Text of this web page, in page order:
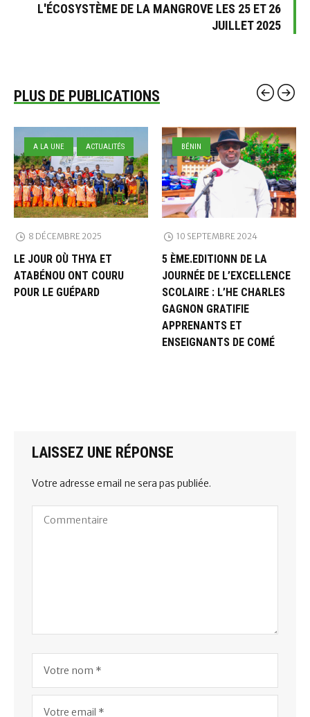
L'ÉCOSYSTÈME DE LA MANGROVE LES 25 ET 26
JUILLET 2025
PLUS DE PUBLICATIONS
A LA UNE ACTUALITÉS
8 DÉCEMBRE 2025
LE JOUR OÙ THYA ET
ATABÉNOU ONT COURU
POUR LE GUÉPARD
BÉNIN
10 SEPTEMBRE 2024
5 ÈME.EDITIONN DE LA
JOURNÉE DE L’EXCELLENCE
SCOLAIRE : L’HE CHARLES
GAGNON GRATIFIE
APPRENANTS ET
ENSEIGNANTS DE COMÉ
LAISSEZ UNE RÉPONSE
Votre adresse email ne sera pas publiée.